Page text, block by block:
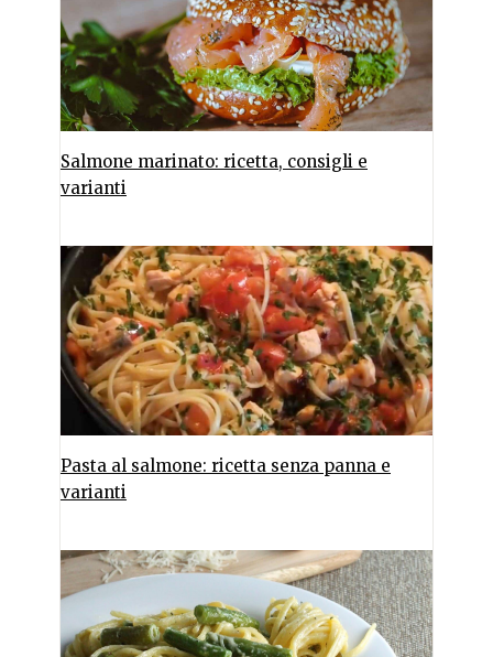
Salmone marinato: ricetta, consigli e
varianti
Pasta al salmone: ricetta senza panna e
varianti